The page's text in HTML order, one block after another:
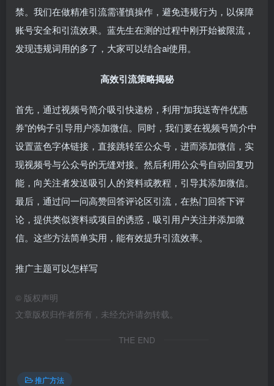
禁。我们在做精准引流需谨慎操作，避免违规行为，以保障
账号安全和引流效果。蓝先生在测的过程中刚开始被限流，
发现违规词用的多了，大家可以结合ai使用。
高效引流策略揭秘
首先，通过视频号简介吸引快递粉，利用“加我送寄件优惠
券”的钩子引导用户添加微信。同时，我们要在视频号简介中
设置蓝色字体链接，直接跳转至公众号，进而添加微信，实
现视频号与公众号的无缝对接。然后利用公众号自动回复功
能，向关注者发送吸引人的资料或教程，引导其添加微信。
最后，通过问一问高赞回答评论区引流，在热门回答下评
论，提供类似资料或项目的诱惑，吸引用户关注并添加微
信。这些方法简单实用，能有效提升引流效率。
推广主题可以怎样写
© 版权声明
文章版权归作者所有，未经允许请勿转载。
THE END
推广方法